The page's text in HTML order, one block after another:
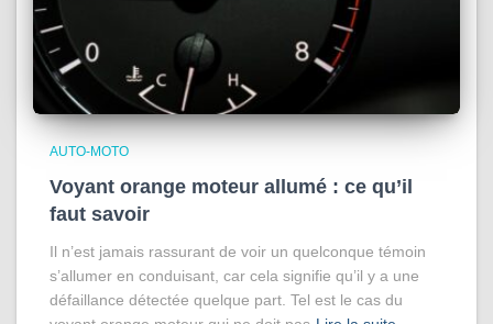
AUTO-MOTO
Voyant orange moteur allumé : ce qu’il
faut savoir
Il n’est jamais rassurant de voir un quelconque témoin
s’allumer en conduisant, car cela signifie qu’il y a une
défaillance détectée quelque part. Tel est le cas du